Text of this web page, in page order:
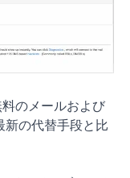
のメールおよび
新の代替手段と比